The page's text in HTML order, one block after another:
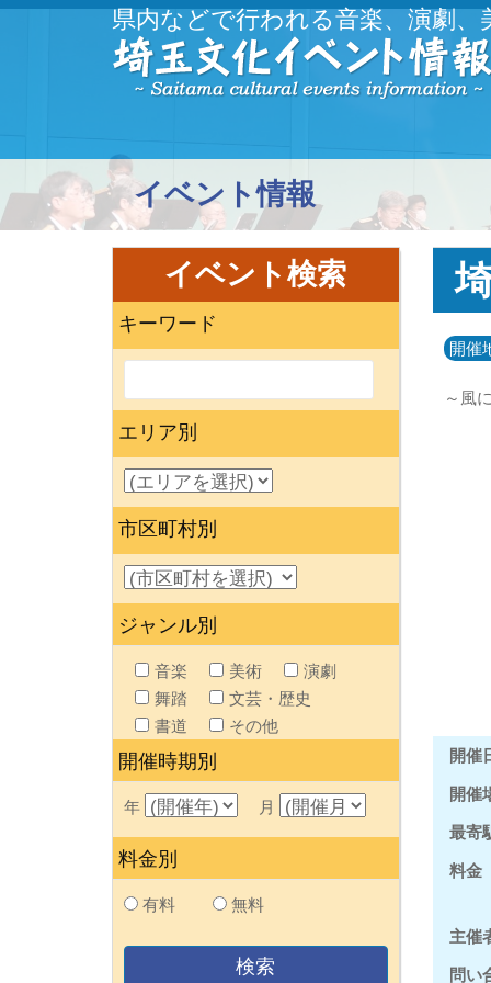
県内などで行われる音楽、演劇
イベント情報
開催
～風
開催
開催
最寄
料金
主催
問い
イベント検索
キーワード
エリア別
市区町村別
ジャンル別
音楽 美術
演劇
舞踏
文芸・歴史
書道
その他
開催時期別
年 月
料金別
有料 無料